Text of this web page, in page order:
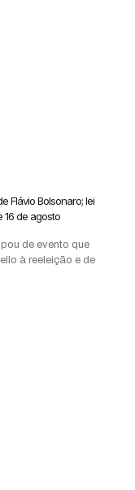
Flávio Bolsonaro; lei
16 de agosto
de evento que
à reeleição e de